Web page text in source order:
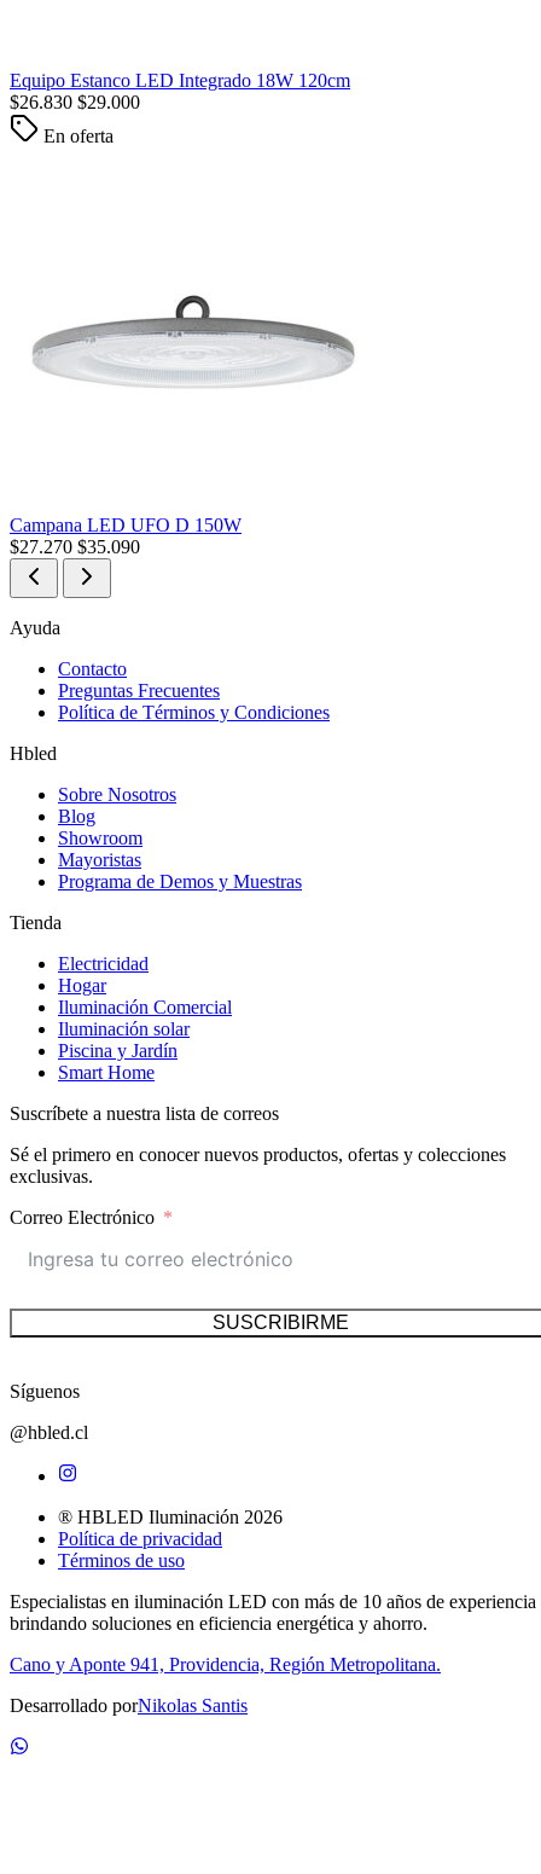
Equipo Estanco LED Integrado 18W 120cm
$26.830 $29.000
En oferta
Campana LED UFO D 150W
$27.270 $35.090
Ayuda
Contacto
Preguntas Frecuentes
Política de Términos y Condiciones
Hbled
Sobre Nosotros
Blog
Showroom
Mayoristas
Programa de Demos y Muestras
Tienda
Electricidad
Hogar
Iluminación Comercial
Iluminación solar
Piscina y Jardín
Smart Home
Suscríbete a nuestra lista de correos
Sé el primero en conocer nuevos productos, ofertas y colecciones
exclusivas.
Correo Electrónico
SUSCRIBIRME
Síguenos
@hbled.cl
® HBLED Iluminación 2026
Política de privacidad
Términos de uso
Especialistas en iluminación LED con más de 10 años de experiencia
brindando soluciones en eficiencia energética y ahorro.
Cano y Aponte 941, Providencia, Región Metropolitana.
Desarrollado porNikolas Santis